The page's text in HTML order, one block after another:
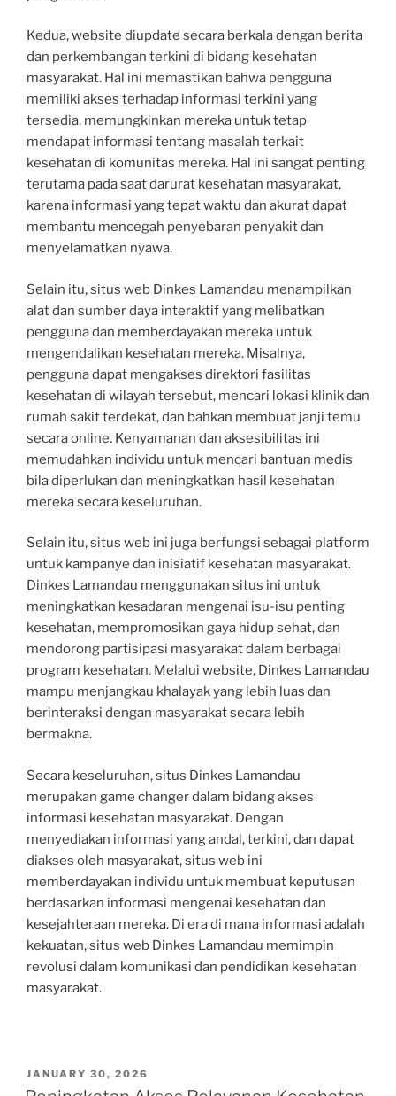
Kedua, website diupdate secara berkala dengan berita
dan perkembangan terkini di bidang kesehatan
masyarakat. Hal ini memastikan bahwa pengguna
memiliki akses terhadap informasi terkini yang
tersedia, memungkinkan mereka untuk tetap
mendapat informasi tentang masalah terkait
kesehatan di komunitas mereka. Hal ini sangat penting
terutama pada saat darurat kesehatan masyarakat,
karena informasi yang tepat waktu dan akurat dapat
membantu mencegah penyebaran penyakit dan
menyelamatkan nyawa.
Selain itu, situs web Dinkes Lamandau menampilkan
alat dan sumber daya interaktif yang melibatkan
pengguna dan memberdayakan mereka untuk
mengendalikan kesehatan mereka. Misalnya,
pengguna dapat mengakses direktori fasilitas
kesehatan di wilayah tersebut, mencari lokasi klinik dan
rumah sakit terdekat, dan bahkan membuat janji temu
secara online. Kenyamanan dan aksesibilitas ini
memudahkan individu untuk mencari bantuan medis
bila diperlukan dan meningkatkan hasil kesehatan
mereka secara keseluruhan.
Selain itu, situs web ini juga berfungsi sebagai platform
untuk kampanye dan inisiatif kesehatan masyarakat.
Dinkes Lamandau menggunakan situs ini untuk
meningkatkan kesadaran mengenai isu-isu penting
kesehatan, mempromosikan gaya hidup sehat, dan
mendorong partisipasi masyarakat dalam berbagai
program kesehatan. Melalui website, Dinkes Lamandau
mampu menjangkau khalayak yang lebih luas dan
berinteraksi dengan masyarakat secara lebih
bermakna.
Secara keseluruhan, situs Dinkes Lamandau
merupakan game changer dalam bidang akses
informasi kesehatan masyarakat. Dengan
menyediakan informasi yang andal, terkini, dan dapat
diakses oleh masyarakat, situs web ini
memberdayakan individu untuk membuat keputusan
berdasarkan informasi mengenai kesehatan dan
kesejahteraan mereka. Di era di mana informasi adalah
kekuatan, situs web Dinkes Lamandau memimpin
revolusi dalam komunikasi dan pendidikan kesehatan
masyarakat.
POSTED
ON
JANUARY 30, 2026